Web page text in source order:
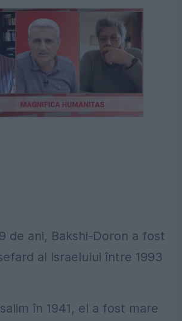
în 4 Anulează
de ani, Bakshi-Doron a fost
al Israelului între 1993
în 1941, el a fost mare